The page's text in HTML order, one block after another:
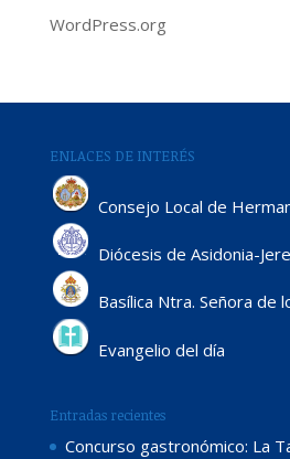
WordPress.org
ENLACES DE INTERÉS
Consejo Local de
Diócesis de Asidonia-
Basílica Ntra. Señora de
Evangelio del día
Entradas recientes
Concurso gastronómico: La